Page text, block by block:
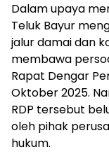
Dalam upaya
Teluk Bayur
jalur damai dan
membawa
Rapat Dengar
Oktober 2025.
RDP tersebut
oleh pihak
hukum.